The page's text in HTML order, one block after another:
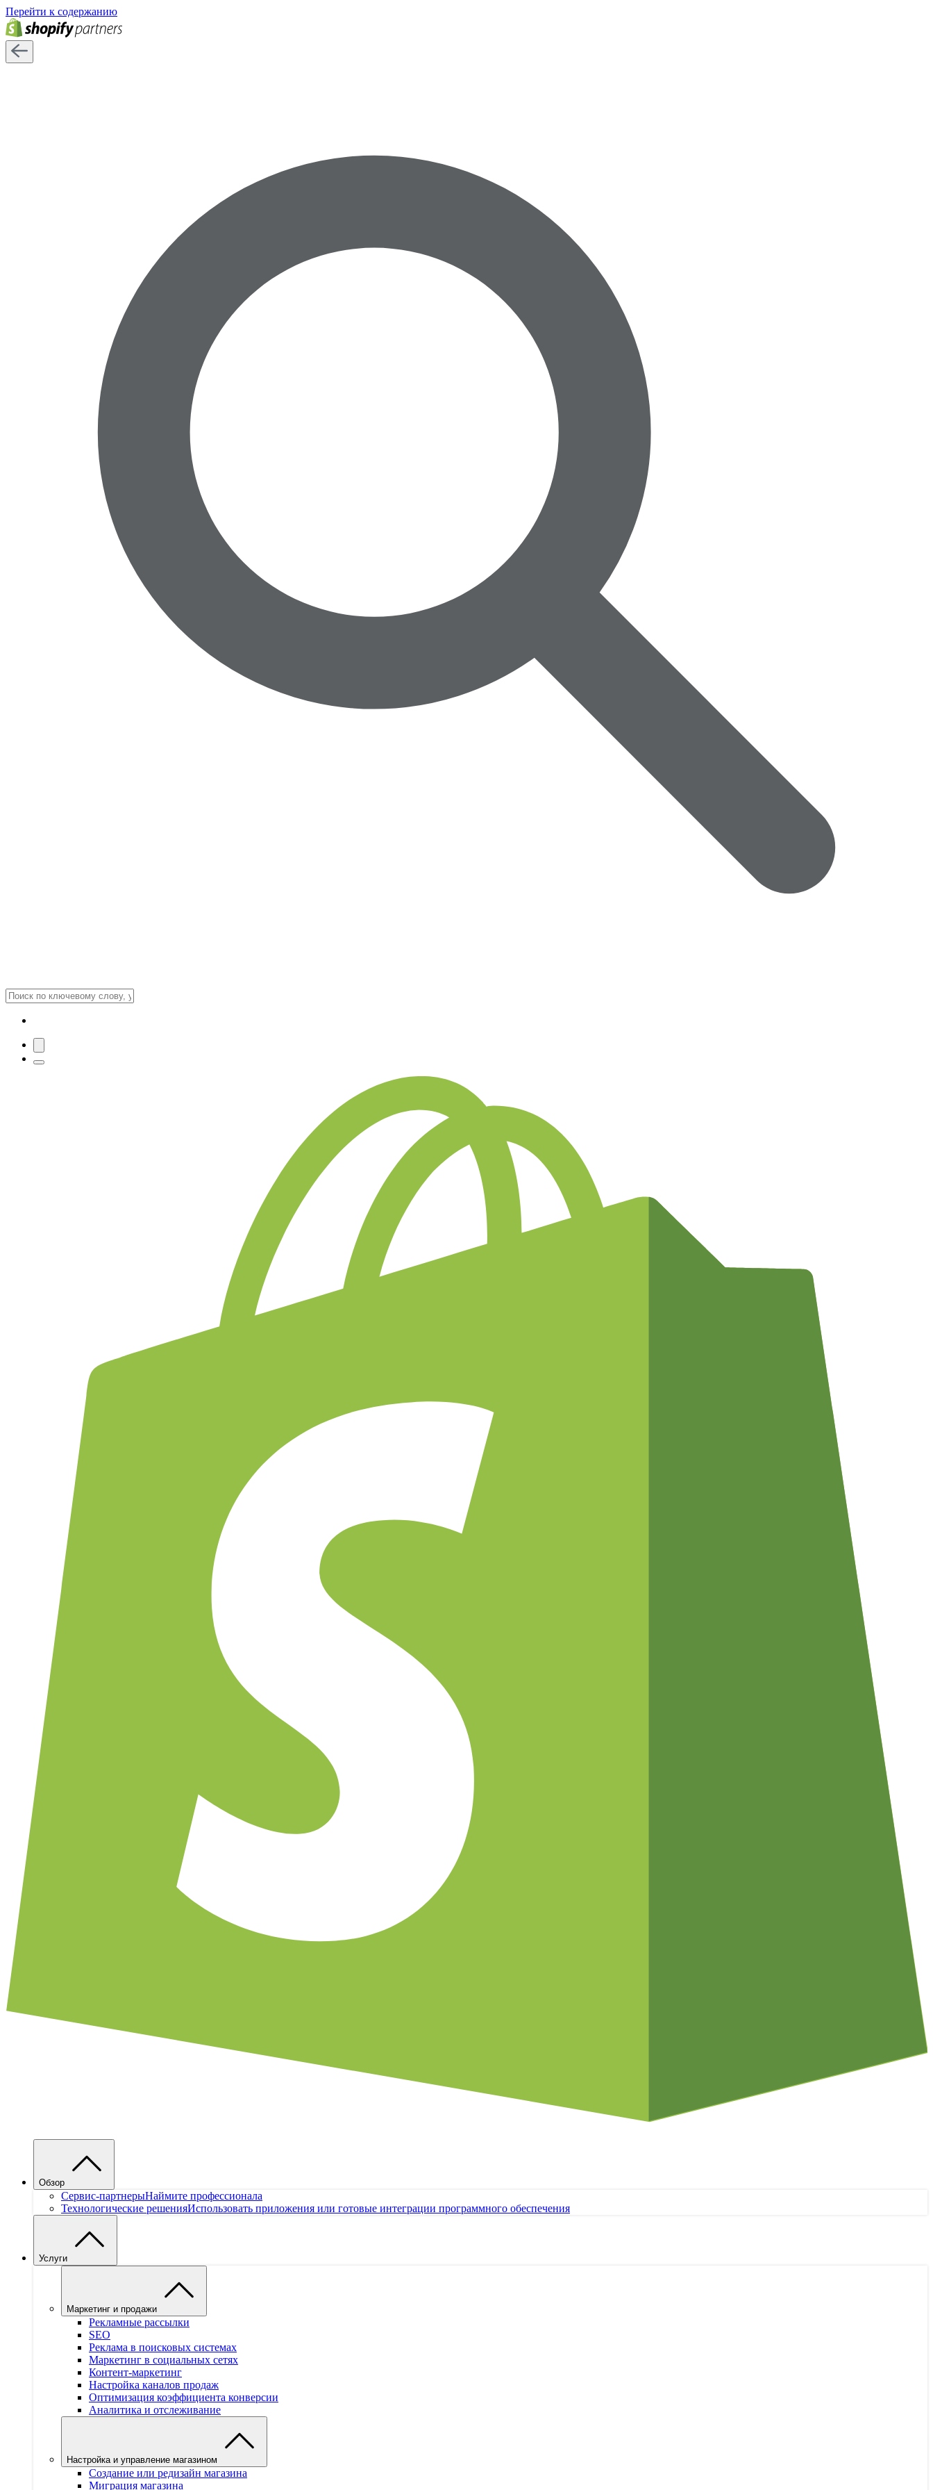
Перейти к содержанию
Обзор
Сервис-партнерыНаймите профессионала
Технологические решенияИспользовать приложения или готовые интеграции программного обеспечения
Услуги
Маркетинг и продажи
Рекламные рассылки
SEO
Реклама в поисковых системах
Маркетинг в социальных сетях
Контент-маркетинг
Настройка каналов продаж
Оптимизация коэффициента конверсии
Аналитика и отслеживание
Настройка и управление магазином
Создание или редизайн магазина
Миграция магазина